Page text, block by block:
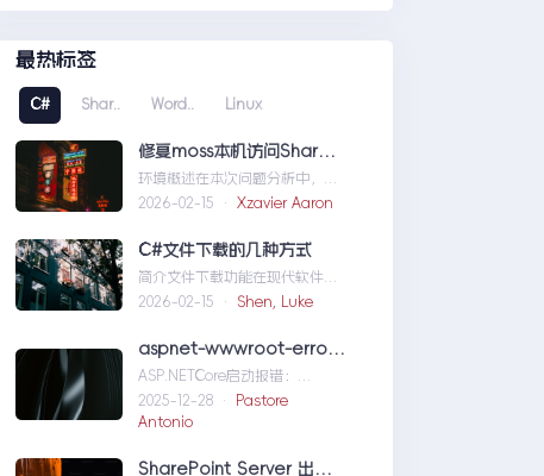
最热标签
C# Shar.. Word.. Linux
修复moss本机访问SharePoint 401.1 HTTP错误
环境概述在本次问题分析中，我
们首先需要明确系统的运行环
们定位问题，也为...修复moss本
误
2026-02-15 · Xzavier Aaron
C#文件下载的几种方式
简介文件下载功能在现代软件开
发中占据了重要地位，无论是为
实现数据传输，...C#文件下载的
几种方式
2026-02-15 · Shen, Luke
aspnet-wwwroot-error-solution
ASP.NETCore启动报错：
DirectoryNotFoundException
wwwroo...aspnet-wwwroot-
2025-12-28 ·
Pastore
Antonio